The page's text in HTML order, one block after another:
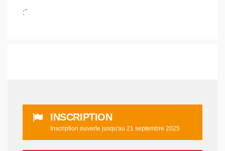
:"
INSCRIPTION
Inscription ouverte jusqu'au 21 septembre 2025